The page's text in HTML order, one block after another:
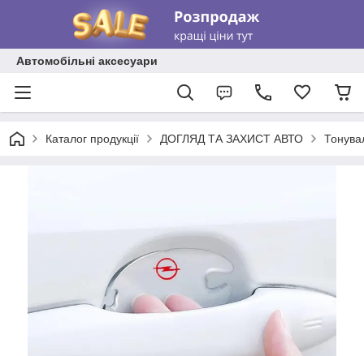
Автомобільні аксесуари
Каталог продукції ДОГЛЯД ТА ЗАХИСТ АВТО